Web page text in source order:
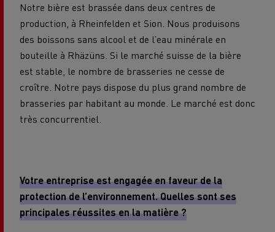
Notre bière est brassée dans deux centres de
production, à Rheinfelden et Sion. Nous produisons
des boissons sans alcool et de l’eau minérale en
bouteille à Rhäzüns. Si le marché suisse de la bière
est stable, le nombre de brasseries ne cesse de
croître. Notre pays dispose du plus grand nombre de
brasseries par habitant au monde. Le marché est donc
très concurrentiel.
Votre entreprise est engagée en faveur de la
protection de l’environnement. Quelles sont ses
principales réussites en la matière ?